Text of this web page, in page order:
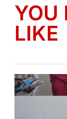
YOU
LIKE